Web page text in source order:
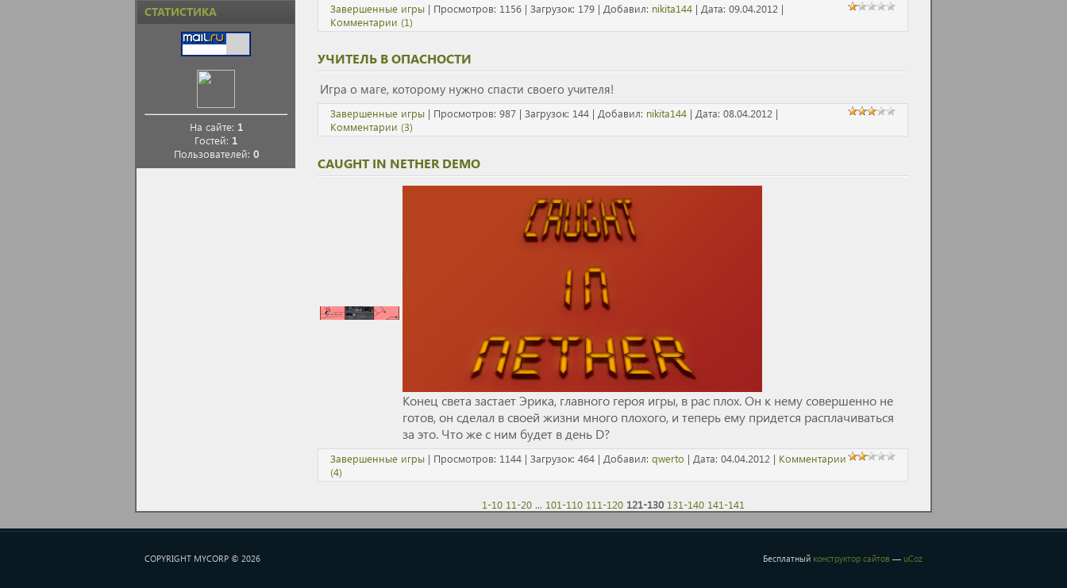
СТАТИСТИКА
На сайте: 1
Гостей: 1
Пользователей: 0
Завершенные игры | Просмотров: 1156 | Загрузок: 179 | Добавил: nikita144 | Дата: 09.04.2012 |
Комментарии (1)
УЧИТЕЛЬ В ОПАСНОСТИ
Игра о маге, которому нужно спасти своего учителя!
Завершенные игры | Просмотров: 987 | Загрузок: 144 | Добавил: nikita144 | Дата: 08.04.2012 |
Комментарии (3)
CAUGHT IN NETHER DEMO
Конец света застает Эрика, главного героя игры, в рас плох. Он к нему совершенно не
готов, он сделал в своей жизни много плохого, и теперь ему придется расплачиваться
за это. Что же с ним будет в день D?
Завершенные игры | Просмотров: 1144 | Загрузок: 464 | Добавил: qwerto | Дата: 04.04.2012 | Комментарии
(4)
1-10 11-20 ... 101-110 111-120 121-130 131-140 141-141
COPYRIGHT MYCORP © 2026 Бесплатный конструктор сайтов — uCoz